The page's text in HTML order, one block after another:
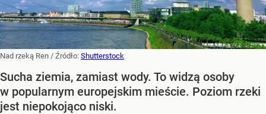
Nad rzeką Ren / Źródło: Shutterstock
Sucha ziemia, zamiast wody. To widzą osoby
w popularnym europejskim mieście. Poziom rzeki
jest niepokojąco niski.